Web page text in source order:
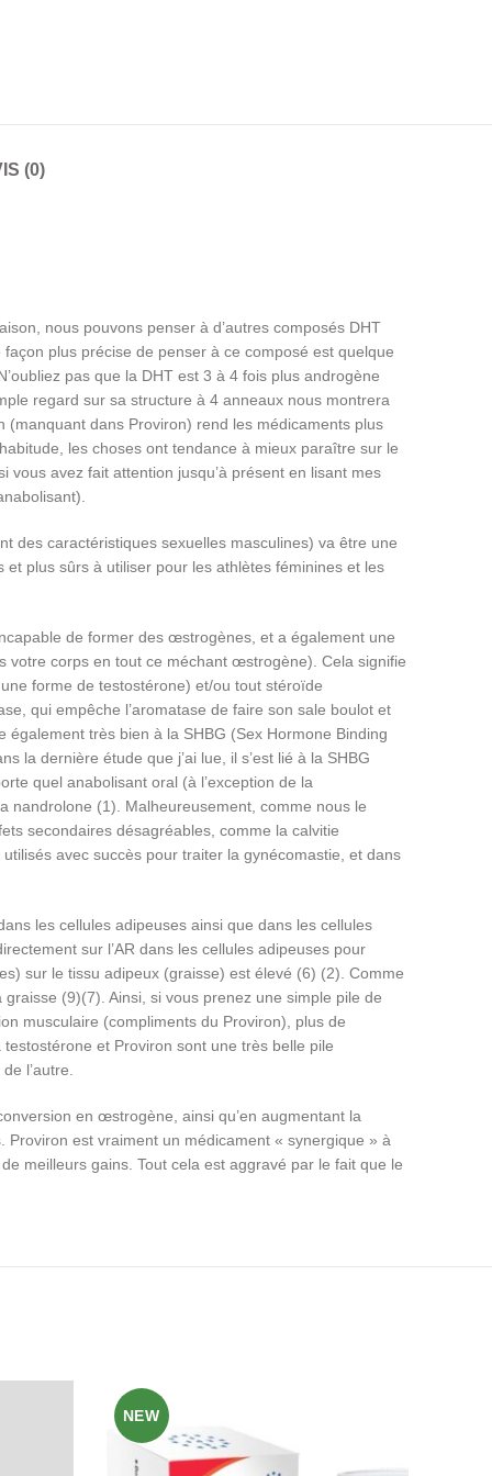
(0)
nous pouvons penser à d’autres composés DHT
plus précise de penser à ce composé est quelque
pas que la DHT est 3 à 4 fois plus androgène
regard sur sa structure à 4 anneaux nous montrera
(manquant dans Proviron) rend les médicaments plus
les choses ont tendance à mieux paraître sur le
avez fait attention jusqu’à présent en lisant mes
des caractéristiques sexuelles masculines) va être une
plus sûrs à utiliser pour les athlètes féminines et les
de former des œstrogènes, et a également une
votre corps en tout ce méchant œstrogène). Cela signifie
forme de testostérone) et/ou tout stéroïde
qui empêche l’aromatase de faire son sale boulot et
très bien à la SHBG (Sex Hormone Binding
la dernière étude que j’ai lue, il s’est lié à la SHBG
quel anabolisant oral (à l’exception de la
nandrolone (1). Malheureusement, comme nous le
secondaires désagréables, comme la calvitie
avec succès pour traiter la gynécomastie, et dans
les cellules adipeuses ainsi que dans les cellules
sur l’AR dans les cellules adipeuses pour
sur le tissu adipeux (graisse) est élevé (6) (2). Comme
(9)(7). Ainsi, si vous prenez une simple pile de
musculaire (compliments du Proviron), plus de
et Proviron sont une très belle pile
l’autre.
en œstrogène, ainsi qu’en augmentant la
est vraiment un médicament « synergique » à
meilleurs gains. Tout cela est aggravé par le fait que le
NEW